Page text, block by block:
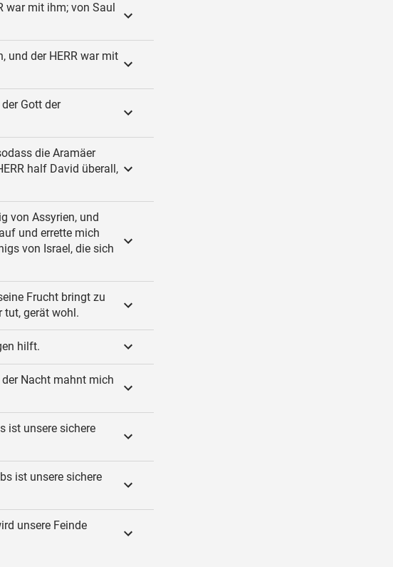
war mit ihm; von Saul
und der HERR war mit
Gott der
die Aramäer
half David überall,
von Assyrien, und
und errette mich
von Israel, die sich
Frucht bringt zu
tut, gerät wohl.
hilft.
der Nacht mahnt mich
ist unsere sichere
ist unsere sichere
unsere Feinde